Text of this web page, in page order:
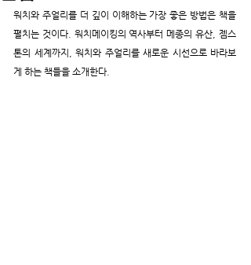
워치와 주얼리를 더 깊이 이해하는 가장 좋은 방법은 책을
펼치는 것이다. 워치메이킹의 역사부터 메종의 유산, 젬스
톤의 세계까지, 워치와 주얼리를 새로운 시선으로 바라보
게 하는 책들을 소개한다.